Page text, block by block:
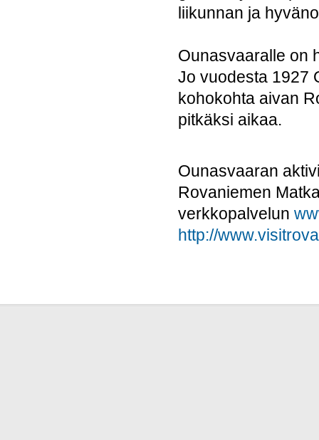
liikunnan ja
Ounasvaaralle on
Jo vuodesta 1927
kohokohta aivan
pitkäksi aikaa.
Ounasvaaran
Rovaniemen
verkkopalvelun
http://